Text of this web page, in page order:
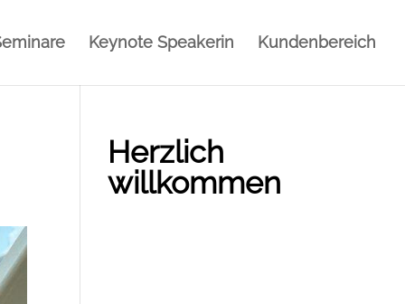
Keynote Speakerin Kundenbereich
Herzlich
willkommen